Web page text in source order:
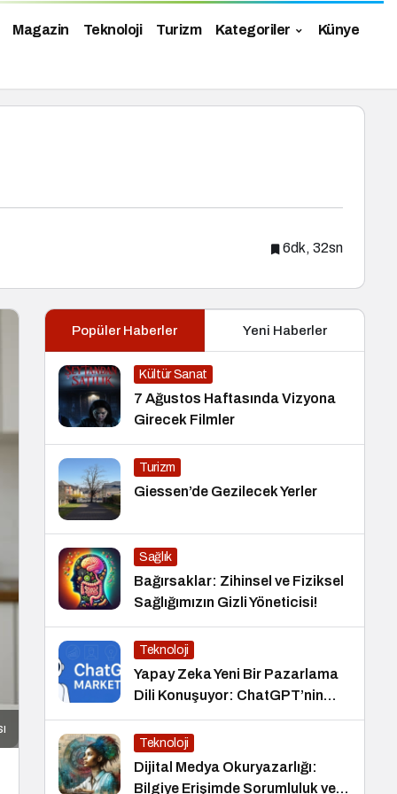
Magazin Teknoloji Turizm Kategoriler Künye
6dk, 32sn
Popüler Haberler Yeni Haberler
Kültür Sanat
7 Ağustos Haftasında Vizyona
Girecek Filmler
Turizm
Giessen’de Gezilecek Yerler
Sağlık
Bağırsaklar: Zihinsel ve Fiziksel
Sağlığımızın Gizli Yöneticisi!
Teknoloji
Yapay Zeka Yeni Bir Pazarlama
Dili Konuşuyor: ChatGPT’nin
Güncellemeleri ve Markalara
Yönelik Fırsatlar
Teknoloji
Dijital Medya Okuryazarlığı:
Bilgiye Erişimde Sorumluluk ve